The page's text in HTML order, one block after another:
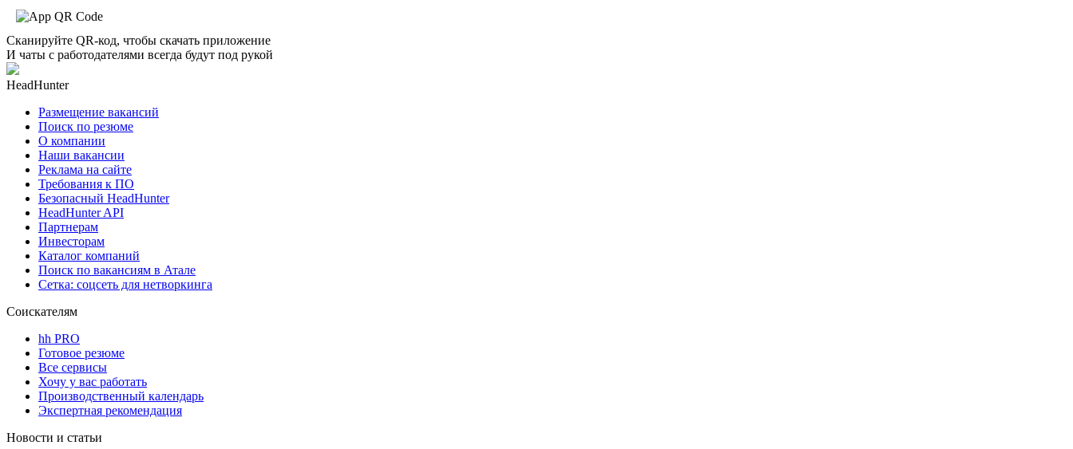
Сканируйте QR-код, чтобы скачать приложение
И чаты с работодателями всегда будут под рукой
HeadHunter
Размещение вакансий
Поиск по резюме
О компании
Наши вакансии
Реклама на сайте
Требования к ПО
Безопасный HeadHunter
HeadHunter API
Партнерам
Инвесторам
Каталог компаний
Поиск по вакансиям в Атале
Сетка: соцсеть для нетворкинга
Соискателям
hh PRO
Готовое резюме
Все сервисы
Хочу у вас работать
Производственный календарь
Экспертная рекомендация
Новости и статьи